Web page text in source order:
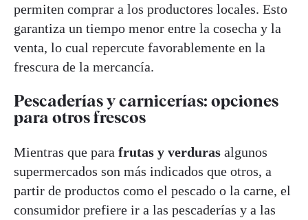
permiten comprar a los productores locales. Esto
garantiza un tiempo menor entre la cosecha y la
venta, lo cual repercute favorablemente en la
frescura de la mercancía.
Pescaderías y carnicerías: opciones
para otros frescos
Mientras que para frutas y verduras algunos
supermercados son más indicados que otros, a
partir de productos como el pescado o la carne, el
consumidor prefiere ir a las pescaderías y a las